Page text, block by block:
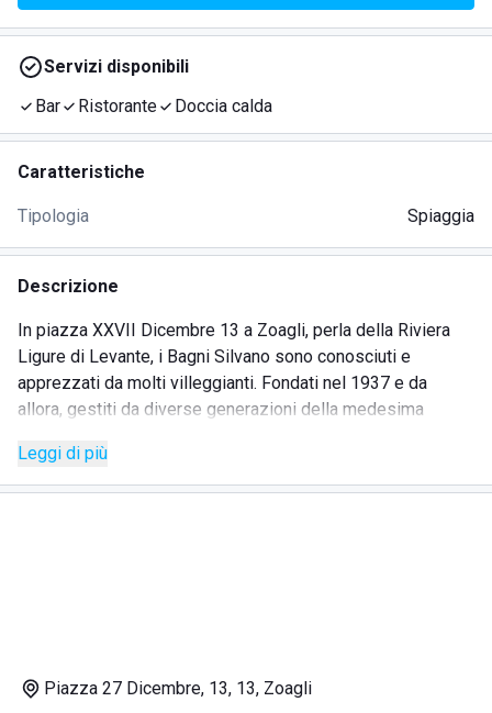
Servizi disponibili
Bar
Ristorante Doccia calda
Caratteristiche
Tipologia Spiaggia
Descrizione
In piazza XXVII Dicembre 13 a Zoagli, perla della Riviera
Ligure di Levante, i Bagni Silvano sono conosciuti e
apprezzati da molti villeggianti. Fondati nel 1937 e da
allora, gestiti da diverse generazioni della medesima
di accoglienza verso i propri ospiti tanto che, nel 2008,
sono stati insigniti con il "Mercurio d'Oro" a testimonianza
fra le postazioni di lettini e ombrelloni, regala momenti di
Leggi di più
Piazza 27 Dicembre, 13, 13, Zoagli